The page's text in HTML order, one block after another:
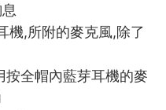
機,所附的麥克風,除了
按全帽內藍芽耳機的麥